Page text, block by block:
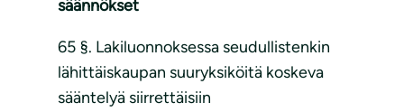
säännökset
65 §. Lakiluonnoksessa seudullistenkin
lähittäiskaupan suuryksiköitä koskeva
sääntelyä siirrettäisiin